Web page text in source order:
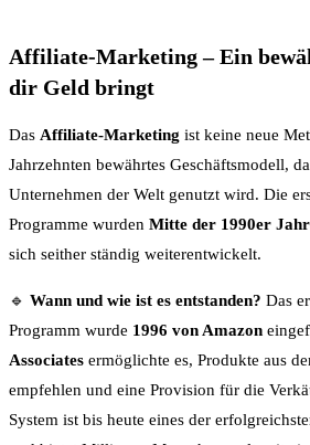
Affiliate-Marketing – Ein
dir Geld bringt
Das Affiliate-Marketing ist keine neue
Jahrzehnten bewährtes Geschäftsmodell,
Unternehmen der Welt genutzt wird. Die
Programme wurden Mitte der 1990er
sich seither ständig weiterentwickelt.
🔹 Wann und wie ist es entstanden? Das
Programm wurde 1996 von Amazon
Associates ermöglichte es, Produkte aus
empfehlen und eine Provision für die
System ist bis heute eines der